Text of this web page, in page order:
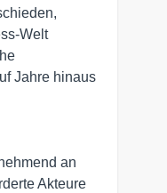
Welt
Jahre hinaus
an
Akteure